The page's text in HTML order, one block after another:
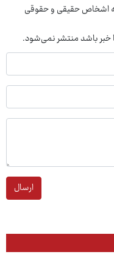
اشخاص حقیقی و حقوقی
خبر باشد منتشر نمی‌شود.
ارسال